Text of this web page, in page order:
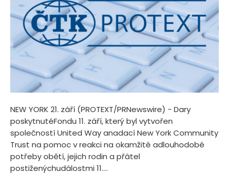
NEW YORK 21. září (PROTEXT/PRNewswire) - Dary
poskytnutéFondu 11. září, který byl vytvořen
společností United Way anadací New York Community
Trust na pomoc v reakci na okamžité adlouhodobé
potřeby obětí, jejich rodin a přátel
postiženýchudálostmi 11....